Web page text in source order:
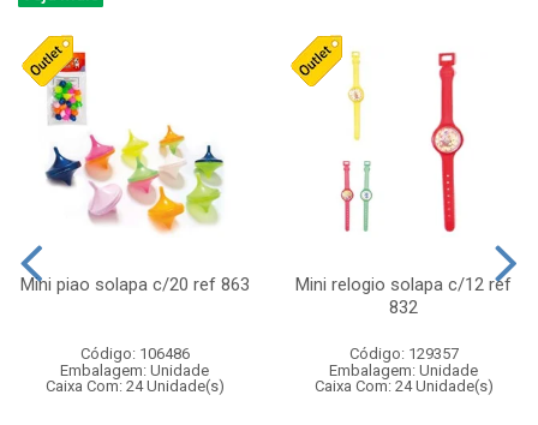
Mini piao solapa c/20 ref 863
Código: 106486
Embalagem: Unidade
Caixa Com: 24 Unidade(s)
Mini relogio solapa c/12 ref
832
Código: 129357
Embalagem: Unidade
Caixa Com: 24 Unidade(s)